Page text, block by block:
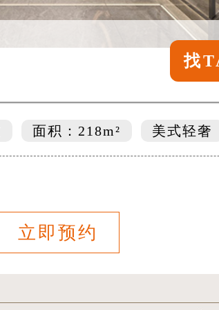
找
面积：218m² 美式轻奢
立即预约